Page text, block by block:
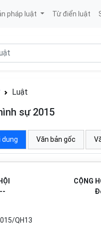
pháp luật Từ điển luật
Luật
sự 2015
dung Văn bản gốc
CỘNG
QH13